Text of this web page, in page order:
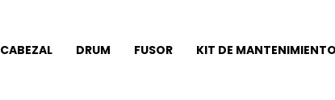
CABEZAL DRUM FUSOR KIT DE MANTENIMIENTO